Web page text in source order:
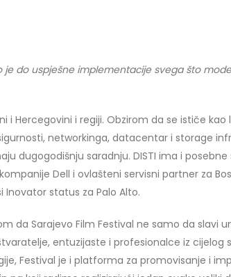
do uspješne implementacije svega što
i Hercegovini i regiji. Obzirom da se ističe kao
networkinga, datacentar i storage
dugogodišnju saradnju. DISTI ima i
Dell i ovlašteni servisni partner za
status za Palo Alto.
da Sarajevo Film Festival ne samo da slavi
entuzijaste i profesionalce iz cijelog
Festival je i platforma za promovisanje i